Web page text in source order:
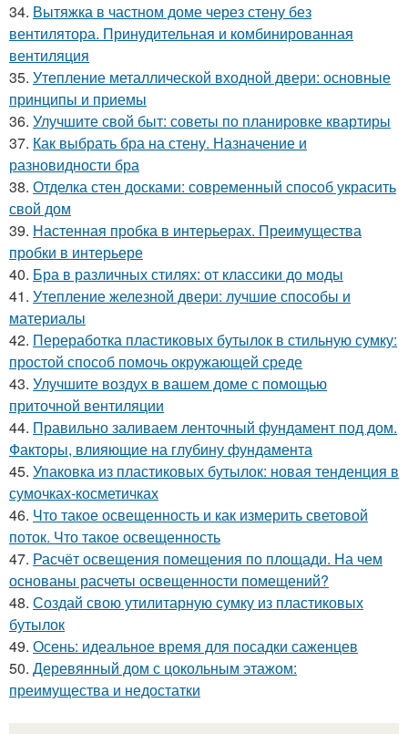
34. Вытяжка в частном доме через стену без
вентилятора. Принудительная и комбинированная
вентиляция
35. Утепление металлической входной двери: основные
принципы и приемы
36. Улучшите свой быт: советы по планировке квартиры
37. Как выбрать бра на стену. Назначение и
разновидности бра
38. Отделка стен досками: современный способ украсить
свой дом
39. Настенная пробка в интерьерах. Преимущества
пробки в интерьере
40. Бра в различных стилях: от классики до моды
41. Утепление железной двери: лучшие способы и
материалы
42. Переработка пластиковых бутылок в стильную сумку:
простой способ помочь окружающей среде
43. Улучшите воздух в вашем доме с помощью
приточной вентиляции
44. Правильно заливаем ленточный фундамент под дом.
Факторы, влияющие на глубину фундамента
45. Упаковка из пластиковых бутылок: новая тенденция в
сумочках-косметичках
46. Что такое освещенность и как измерить световой
поток. Что такое освещенность
47. Расчёт освещения помещения по площади. На чем
основаны расчеты освещенности помещений?
48. Создай свою утилитарную сумку из пластиковых
бутылок
49. Осень: идеальное время для посадки саженцев
50. Деревянный дом с цокольным этажом:
преимущества и недостатки